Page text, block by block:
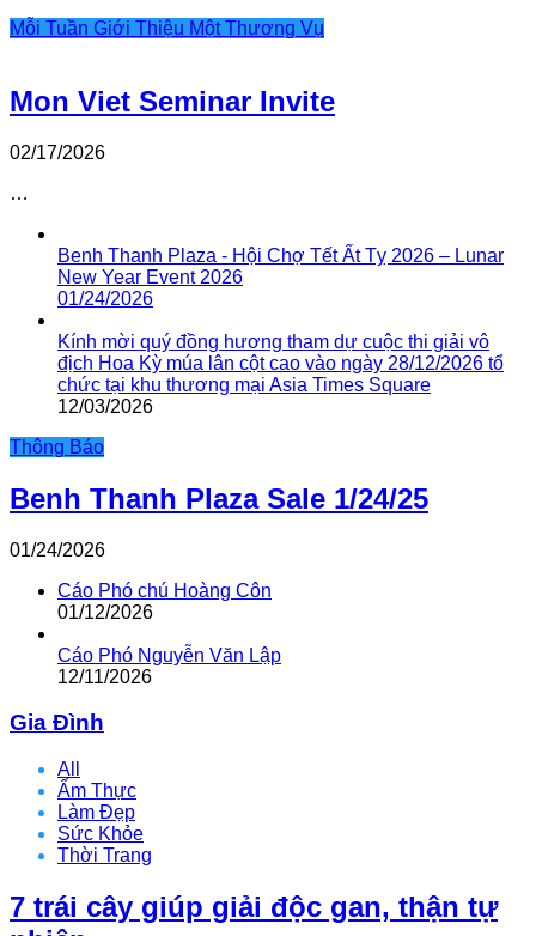
Mỗi Tuần Giới Thiệu Một Thương Vụ
Mon Viet Seminar Invite
02/17/2026
…
Benh Thanh Plaza - Hội Chợ Tết Ất Tỵ 2026 – Lunar
New Year Event 2026
01/24/2026
Kính mời quý đồng hương tham dự cuộc thi giải vô
địch Hoa Kỳ múa lân cột cao vào ngày 28/12/2026 tổ
chức tại khu thương mại Asia Times Square
12/03/2026
Thông Báo
Benh Thanh Plaza Sale 1/24/25
01/24/2026
Cáo Phó chú Hoàng Côn
01/12/2026
Cáo Phó Nguyễn Văn Lập
12/11/2026
Gia Đình
All
Ẩm Thực
Làm Đẹp
Sức Khỏe
Thời Trang
7 trái cây giúp giải độc gan, thận tự